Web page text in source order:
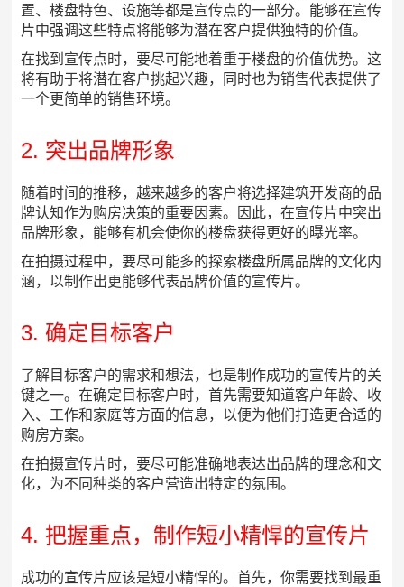
置、楼盘特色、设施等都是宣传点的一部分。能够在宣传
片中强调这些特点将能够为潜在客户提供独特的价值。
在找到宣传点时，要尽可能地着重于楼盘的价值优势。这
将有助于将潜在客户挑起兴趣，同时也为销售代表提供了
一个更简单的销售环境。
2. 突出品牌形象
随着时间的推移，越来越多的客户将选择建筑开发商的品
牌认知作为购房决策的重要因素。因此，在宣传片中突出
品牌形象，能够有机会使你的楼盘获得更好的曝光率。
在拍摄过程中，要尽可能多的探索楼盘所属品牌的文化内
涵，以制作出更能够代表品牌价值的宣传片。
3. 确定目标客户
了解目标客户的需求和想法，也是制作成功的宣传片的关
键之一。在确定目标客户时，首先需要知道客户年龄、收
入、工作和家庭等方面的信息，以便为他们打造更合适的
购房方案。
在拍摄宣传片时，要尽可能准确地表达出品牌的理念和文
化，为不同种类的客户营造出特定的氛围。
4. 把握重点，制作短小精悍的宣传片
成功的宣传片应该是短小精悍的。首先，你需要找到最重